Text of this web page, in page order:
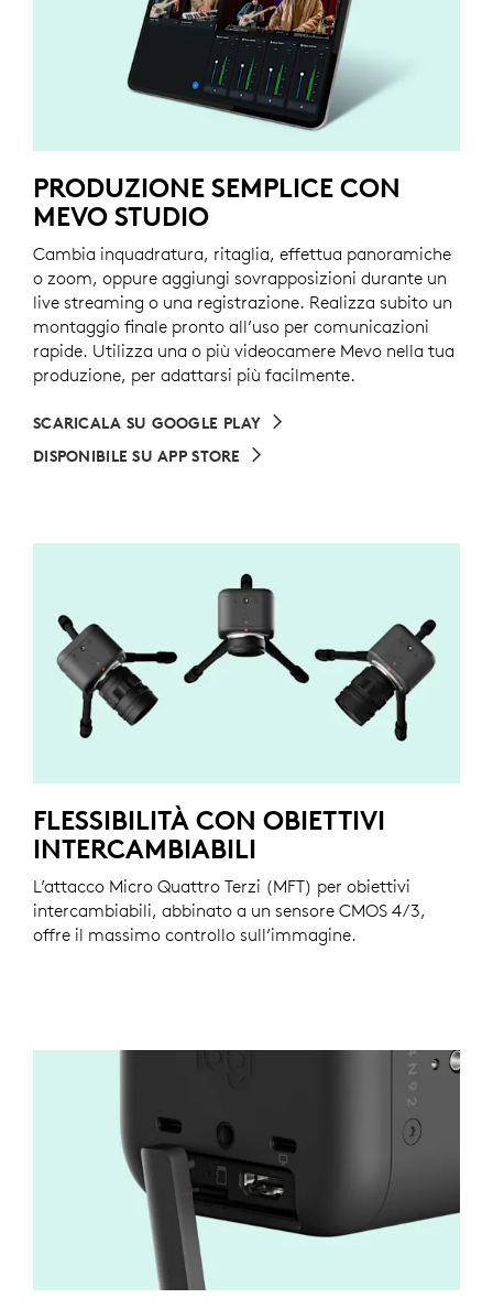
PRODUZIONE SEMPLICE CON
MEVO STUDIO
Cambia inquadratura, ritaglia, effettua panoramiche
o zoom, oppure aggiungi sovrapposizioni durante un
live streaming o una registrazione. Realizza subito un
montaggio finale pronto all’uso per comunicazioni
rapide. Utilizza una o più videocamere Mevo nella tua
produzione, per adattarsi più facilmente.
SCARICALA SU GOOGLE PLAY
DISPONIBILE SU APP STORE
FLESSIBILITÀ CON OBIETTIVI
INTERCAMBIABILI
L’attacco Micro Quattro Terzi (MFT) per obiettivi
intercambiabili, abbinato a un sensore CMOS 4/3,
offre il massimo controllo sull’immagine.